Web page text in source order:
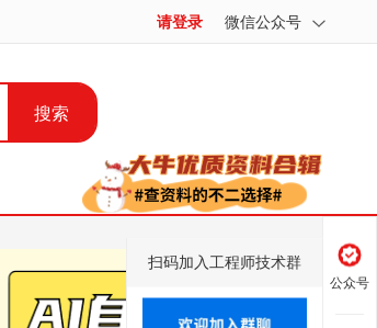
请登录 微信公众号
搜索
公众号
扫码加入工程师技术群